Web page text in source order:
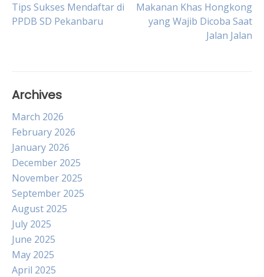
Post
Tips Sukses Mendaftar di
PPDB SD Pekanbaru
Makanan Khas Hongkong
yang Wajib Dicoba Saat
Jalan Jalan
Archives
March 2026
February 2026
January 2026
December 2025
November 2025
September 2025
August 2025
July 2025
June 2025
May 2025
April 2025